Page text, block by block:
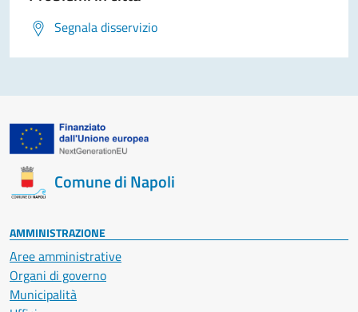
Segnala disservizio
Comune di Napoli
AMMINISTRAZIONE
Aree amministrative
Organi di governo
Municipalità